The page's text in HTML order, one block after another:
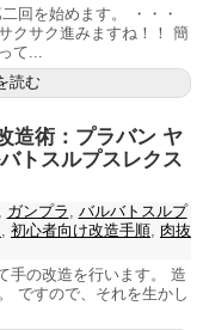
回を始めます。 ・・・
クサク進みますね！！ 簡
て...
読む
造術：プラバン ヤ
トスルプスレクス
, ガンプラ , バルバトスルプ
, 初心者向け改造手順, 肉抜
手の改造を行います。 造
ですので、それを生かし